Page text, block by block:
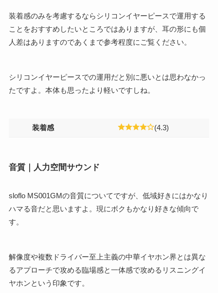
装着感のみを考慮するならシリコンイヤーピースで運用する
ことをおすすめしたいところではありますが、耳の形にも個
人差はありますのであくまで参考程度にご覧ください。
シリコンイヤーピースでの運用だと別に悪いとは思わなかっ
たですよ。本体も思ったより軽いですしね。
装着感 (4.3)
音質｜人力空間サウンド
sloflo MS001GMの音質についてですが、低域好きにはかなり
ハマる音だと思いますよ。現にボクもかなり好きな傾向で
す。
解像度や複数ドライバー至上主義の中華イヤホン界とは異な
るアプローチで攻める臨場感と一体感で攻めるリスニングイ
ヤホンという印象です。